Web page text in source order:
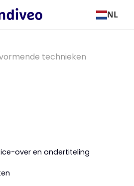
NL
technieken
over en ondertiteling